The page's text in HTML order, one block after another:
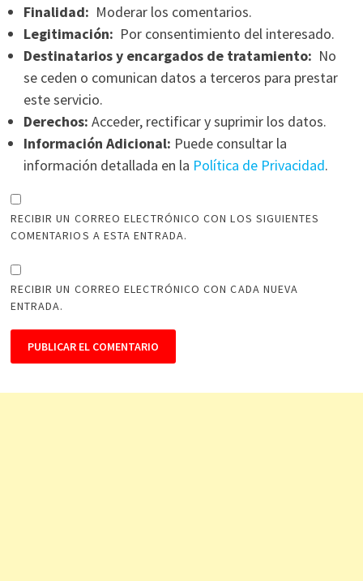
Finalidad: Moderar los comentarios.
Legitimación: Por consentimiento del interesado.
Destinatarios y encargados de tratamiento: No
se ceden o comunican datos a terceros para prestar
este servicio.
Derechos: Acceder, rectificar y suprimir los datos.
Información Adicional: Puede consultar la
información detallada en la Política de Privacidad.
RECIBIR UN CORREO ELECTRÓNICO CON LOS SIGUIENTES
COMENTARIOS A ESTA ENTRADA.
RECIBIR UN CORREO ELECTRÓNICO CON CADA NUEVA
ENTRADA.